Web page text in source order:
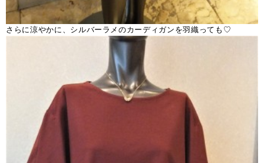
さらに涼やかに、シルバーラメのカーディガンを羽織っても♡